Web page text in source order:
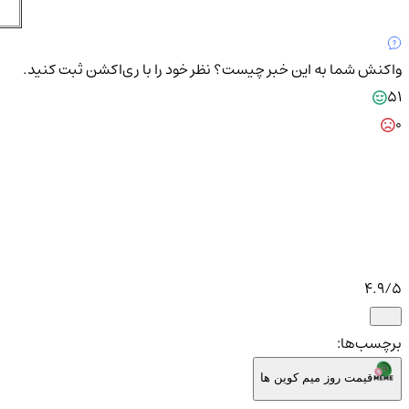
واکنش شما به این خبر چیست؟نظر خود را با ری‌اکشن ثبت کنید.
51
0
4.9/5
برچسب‌ها:
قیمت روز میم کوین ها